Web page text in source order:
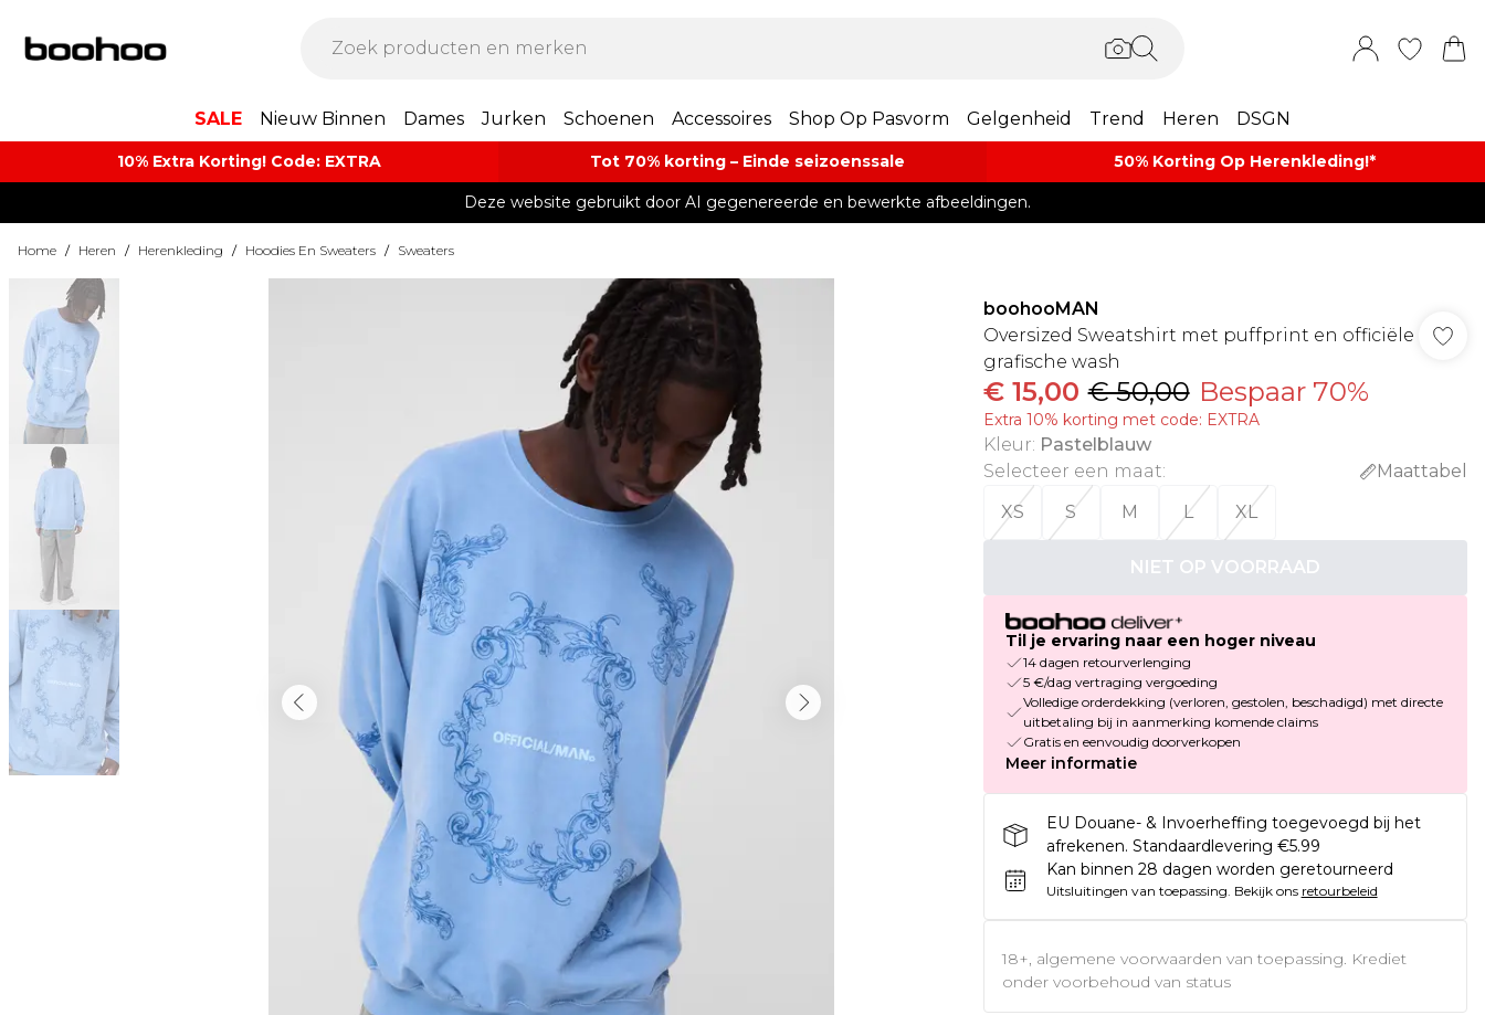
SALE Nieuw Binnen Dames Jurken Schoenen Accessoires Shop Op Pasvorm Gelgenheid Trend Heren DSGN
10% Extra Korting! Code: EXTRA​ Tot 70% korting – Einde seizoenssale 50% Korting Op Herenkleding​!*​
Deze website gebruikt door AI gegenereerde en bewerkte afbeeldingen.
Home / Heren / Herenkleding / Hoodies En Sweaters / Sweaters
boohooMAN
Oversized Sweatshirt met puffprint en officiële
grafische wash
€ 15,00 € 50,00 Bespaar 70%
Extra 10% korting met code: EXTRA
Kleur: Pastelblauw
Selecteer een maat:
Maattabel
XS
S M L XL
NIET OP VOORRAAD
Til je ervaring naar een hoger niveau
14 dagen retourverlenging
5 €/dag vertraging vergoeding
Volledige orderdekking (verloren, gestolen, beschadigd) met directe
uitbetaling bij in aanmerking komende claims
Gratis en eenvoudig doorverkopen
Meer informatie
EU Douane- & Invoerheffing toegevoegd bij het
afrekenen. Standaardlevering €5.99
Kan binnen 28 dagen worden geretourneerd
Uitsluitingen van toepassing. Bekijk ons retourbeleid
18+, algemene voorwaarden van toepassing. Krediet
onder voorbehoud van status